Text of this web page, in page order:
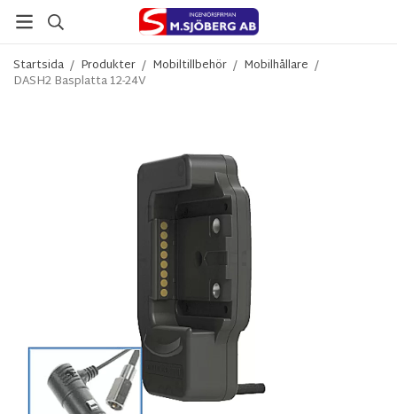
Startsida / Produkter / Mobiltillbehör / Mobilhållare /
DASH2 Basplatta 12-24V